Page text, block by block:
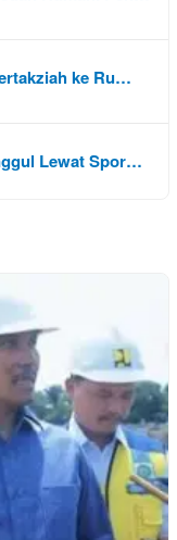
ke Ru…
Lewat Spor…